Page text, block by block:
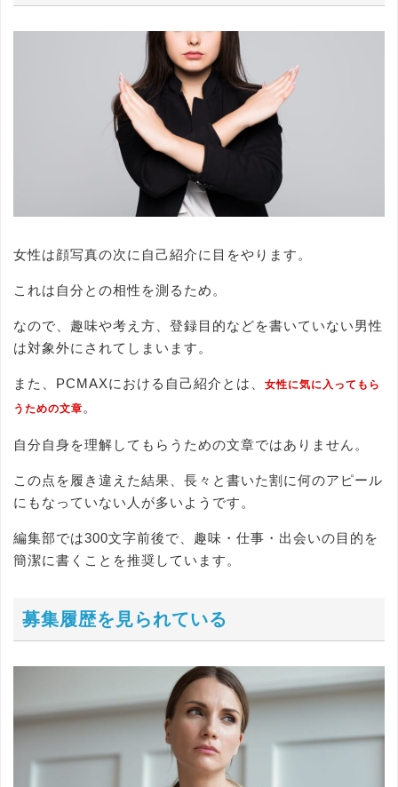
女性は顔写真の次に自己紹介に目をやります。
これは自分との相性を測るため。
なので、趣味や考え方、登録目的などを書いていない男性
は対象外にされてしまいます。
また、PCMAXにおける自己紹介とは、
女性に気に入ってもら
うための文章 。
自分自身を理解してもらうための文章ではありません。
この点を履き違えた結果、長々と書いた割に何のアピール
にもなっていない人が多いようです。
編集部では300文字前後で、趣味・仕事・出会いの目的を
簡潔に書くことを推奨しています。
募集履歴を見られている